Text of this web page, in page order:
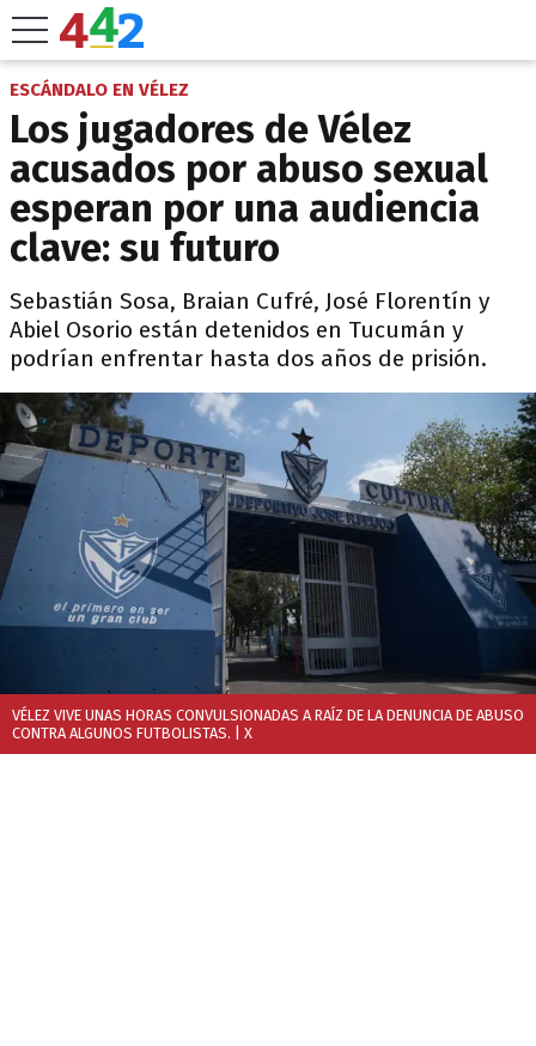
ESCÁNDALO EN VÉLEZ
Los jugadores de Vélez
acusados por abuso sexual
esperan por una audiencia
clave: su futuro
Sebastián Sosa, Braian Cufré, José Florentín y
Abiel Osorio están detenidos en Tucumán y
podrían enfrentar hasta dos años de prisión.
VÉLEZ VIVE UNAS HORAS CONVULSIONADAS A RAÍZ DE LA DENUNCIA DE ABUSO
CONTRA ALGUNOS FUTBOLISTAS. | X